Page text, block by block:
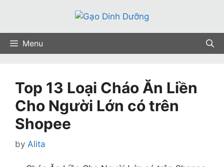
content
Menu
Top 13 Loại Cháo Ăn Liền
Cho Người Lớn có trên
Shopee
by Alita